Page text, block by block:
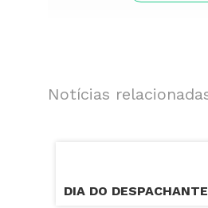
Notícias
DIA DO